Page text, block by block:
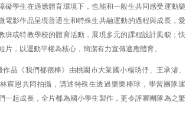
礙學生在適應體育環境下，也能和一般生共同感受運動樂
電影作品呈現普通生和特殊生共融運動的過程與成長，愛
班或特教學校的體育活動，展現多元的課程設計風貌；快
片，以運動平權為核心，簡潔有力宣傳適應體育。
品《我們都很棒》由桃園市大業國小楊琇伃、王承濬、
宸恩共同拍攝，講述特殊生透過樂樂棒球，學習團隊運
一起成長，全片都為國小學生製作，更令評審團隊為之驚